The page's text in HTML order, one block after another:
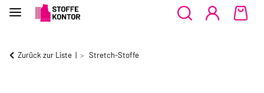
Zurück zur Liste Stretch-Stoffe